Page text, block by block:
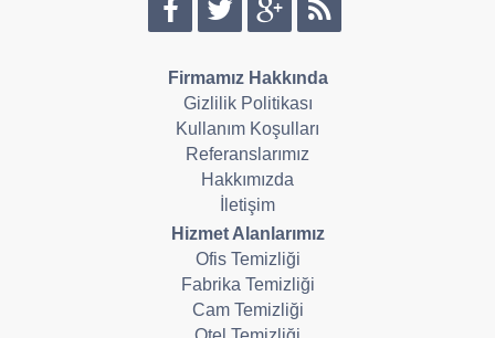
Firmamız Hakkında
Gizlilik Politikası
Kullanım Koşulları
Referanslarımız
Hakkımızda
İletişim
Hizmet Alanlarımız
Ofis Temizliği
Fabrika Temizliği
Cam Temizliği